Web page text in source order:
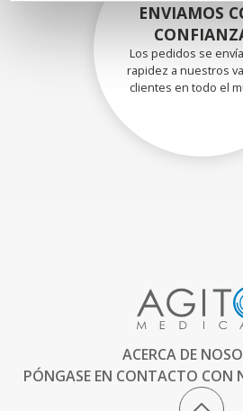
ENVIAMOS
Los pedidos se
rapidez a nuestros
clientes en todo el
ACERCA DE
PÓNGASE EN CONTACTO CON